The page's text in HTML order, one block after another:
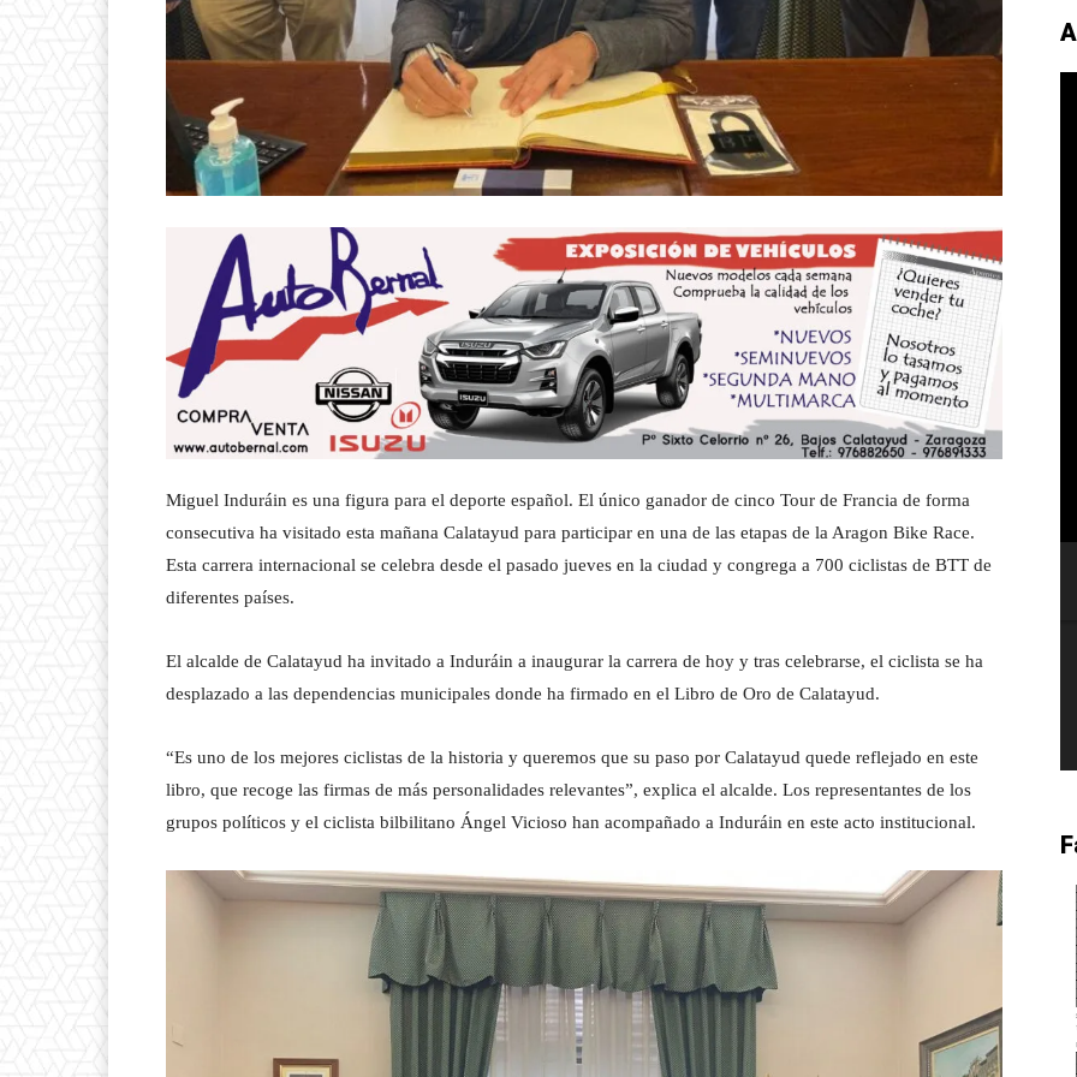
Miguel Induráin es una figura para el deporte español. El único ganador de cinco Tour de Francia de forma
consecutiva ha visitado esta mañana Calatayud para participar en una de las etapas de la Aragon Bike Race.
Esta carrera internacional se celebra desde el pasado jueves en la ciudad y congrega a 700 ciclistas de BTT de
diferentes países.
El alcalde de Calatayud ha invitado a Induráin a inaugurar la carrera de hoy y tras celebrarse, el ciclista se ha
desplazado a las dependencias municipales donde ha firmado en el Libro de Oro de Calatayud.
“Es uno de los mejores ciclistas de la historia y queremos que su paso por Calatayud quede reflejado en este
libro, que recoge las firmas de más personalidades relevantes”, explica el alcalde. Los representantes de los
grupos políticos y el ciclista bilbilitano Ángel Vicioso han acompañado a Induráin en este acto institucional.